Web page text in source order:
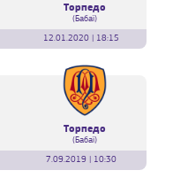
Торпедо
(Бабаї)
12.01.2020 | 18:15
Торпедо
(Бабаї)
7.09.2019 | 10:30